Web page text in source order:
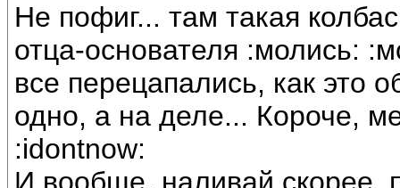
Не пофиг... там такая
отца-основателя :молись:
все перецапались, как это
одно, а на деле... Короче,
:idontnow: